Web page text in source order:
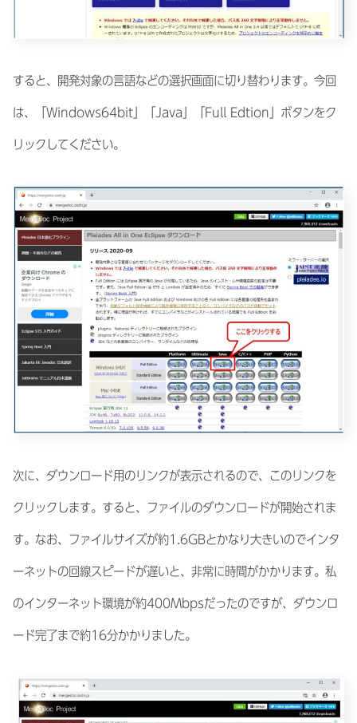
すると、開発対象の言語などの選択画面に切り替わります。今回
は、「Windows64bit」「Java」「Full Edtion」ボタンをク
リックしてください。
次に、ダウンロード用のリンクが表示されるので、このリンクを
クリックします。すると、ファイルのダウンロードが開始されま
す。なお、ファイルサイズが約1.6GBとかなり大きいのでインタ
ーネットの回線スピードが遅いと、非常に時間がかかります。私
のインターネット環境が約400Mbpsだったのですが、ダウンロ
ード完了まで約16分かかりました。